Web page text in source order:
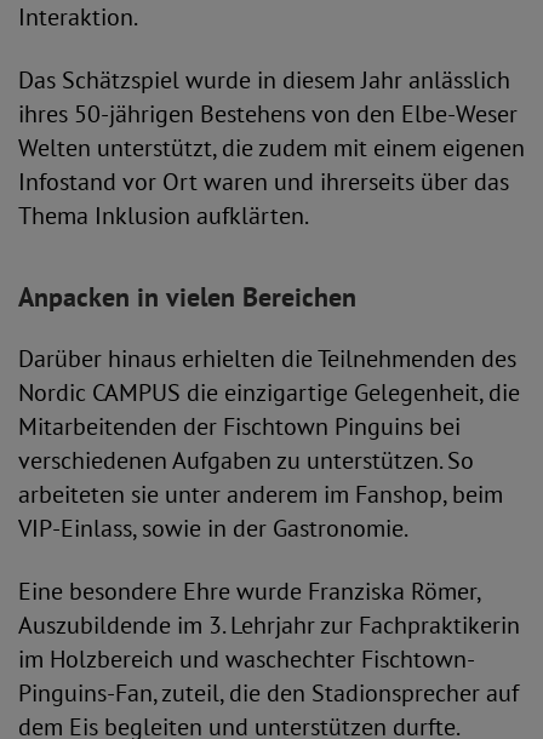
Interaktion.
Das Schätzspiel wurde in diesem Jahr anlässlich
ihres 50-jährigen Bestehens von den Elbe-Weser
Welten unterstützt, die zudem mit einem eigenen
Infostand vor Ort waren und ihrerseits über das
Thema Inklusion aufklärten.
Anpacken in vielen Bereichen
Darüber hinaus erhielten die Teilnehmenden des
Nordic CAMPUS die einzigartige Gelegenheit, die
Mitarbeitenden der Fischtown Pinguins bei
verschiedenen Aufgaben zu unterstützen. So
arbeiteten sie unter anderem im Fanshop, beim
VIP-Einlass, sowie in der Gastronomie.
Eine besondere Ehre wurde Franziska Römer,
Auszubildende im 3. Lehrjahr zur Fachpraktikerin
im Holzbereich und waschechter Fischtown-
Pinguins-Fan, zuteil, die den Stadionsprecher auf
dem Eis begleiten und unterstützen durfte.